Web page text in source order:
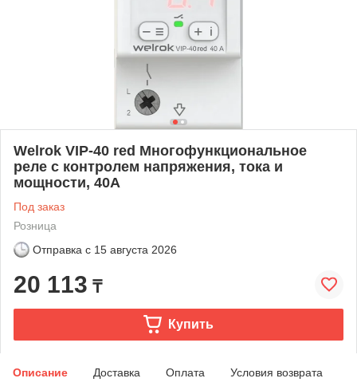
Welrok VIP-40 red Многофункциональное
реле с контролем напряжения, тока и
мощности, 40А
Под заказ
Розница
Отправка с 15 августа 2026
20 113 ₸
Купить
Описание Доставка Оплата Условия возврата